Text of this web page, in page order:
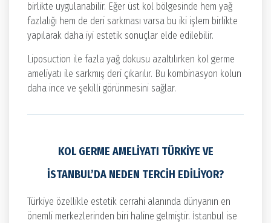
birlikte uygulanabilir. Eğer üst kol bölgesinde hem yağ
fazlalığı hem de deri sarkması varsa bu iki işlem birlikte
yapılarak daha iyi estetik sonuçlar elde edilebilir.
Liposuction ile fazla yağ dokusu azaltılırken kol germe
ameliyatı ile sarkmış deri çıkarılır. Bu kombinasyon kolun
daha ince ve şekilli görünmesini sağlar.
KOL GERME AMELIYATI TÜRKIYE VE
İSTANBUL’DA NEDEN TERCIH EDILIYOR?
Türkiye özellikle estetik cerrahi alanında dünyanın en
önemli merkezlerinden biri haline gelmiştir. İstanbul ise